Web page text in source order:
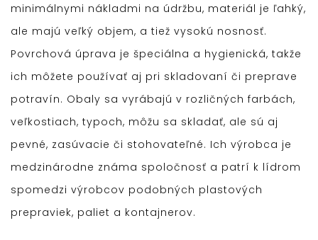
minimálnymi nákladmi na údržbu, materiál je ľahký,
ale majú veľký objem, a tiež vysokú nosnosť.
Povrchová úprava je špeciálna a hygienická, takže
ich môžete používať aj pri skladovaní či preprave
potravín. Obaly sa vyrábajú v rozličných farbách,
veľkostiach, typoch, môžu sa skladať, ale sú aj
pevné, zasúvacie či stohovateľné. Ich výrobca je
medzinárodne známa spoločnosť a patrí k lídrom
spomedzi výrobcov podobných plastových
prepraviek, paliet a kontajnerov.